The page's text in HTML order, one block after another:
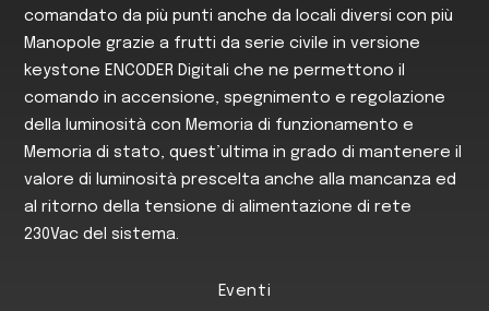
comandato da più punti anche da locali diversi con più
Manopole grazie a frutti da serie civile in versione
keystone ENCODER Digitali che ne permettono il
comando in accensione, spegnimento e regolazione
della luminosità con Memoria di funzionamento e
Memoria di stato, quest’ultima in grado di mantenere il
valore di luminosità prescelta anche alla mancanza ed
al ritorno della tensione di alimentazione di rete
230Vac del sistema.
Eventi